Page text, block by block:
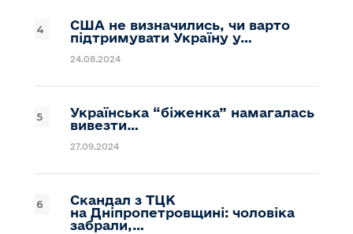
США не визначились, чи варто
підтримувати Україну у…
24.08.2024
Українська “біженка” намагалась
вивезти…
27.09.2024
Скандал з ТЦК
на Дніпропетровщині: чоловіка
забрали,…